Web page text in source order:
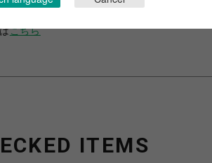
こちら
ITEMS